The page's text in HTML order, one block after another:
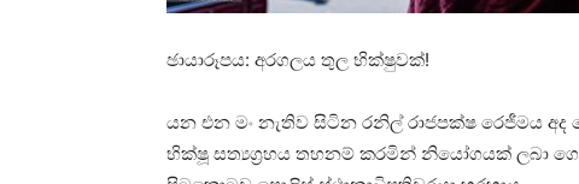
ඡායාරූපය: අරගලය තුල භික්ෂුවක්!
යන එන මං නැතිව සිටින රනිල් රාජපක්ෂ රෙජීමය
භික්ෂූ සත්‍යග්‍රහය තහනම් කරමින් නියෝගයක් ලබා